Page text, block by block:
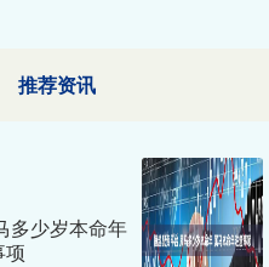
推荐资讯
多少岁本命年
项